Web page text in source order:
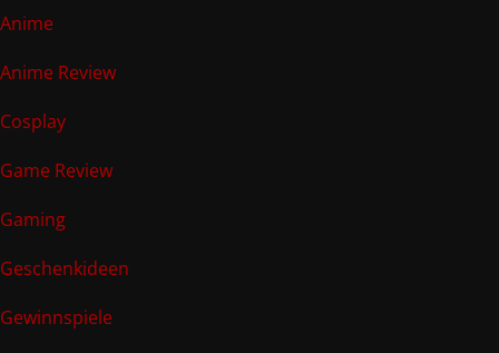
Anime
Anime Review
Cosplay
Game Review
Gaming
Geschenkideen
Gewinnspiele